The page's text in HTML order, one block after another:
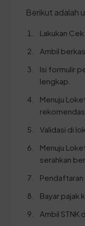
Berikut adalah
Lakukan Cek
Ambil
Isi formulir
lengkap.
Menuju
Validasi di
Menuju
serahkan
Pendaftaran
Bayar pajak
Ambil STNK